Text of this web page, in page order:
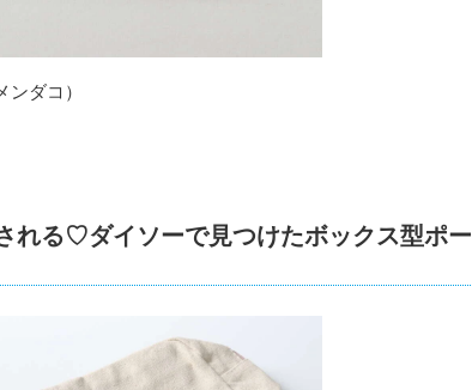
ダコ）
れる♡ダイソーで見つけたボックス型ポー